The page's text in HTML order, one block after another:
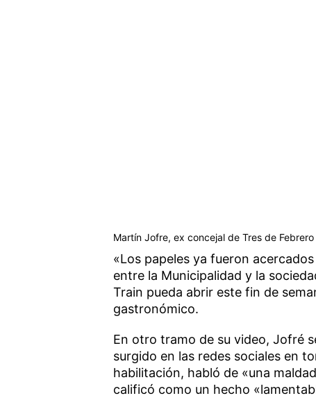
Martín Jofre, ex concejal de Tres de
«Los papeles ya fueron
entre la Municipalidad y la
Train pueda abrir este fin de
gastronómico.
En otro tramo de su video, Jofré
surgido en las redes sociales en
habilitación, habló de «una
calificó como un hecho